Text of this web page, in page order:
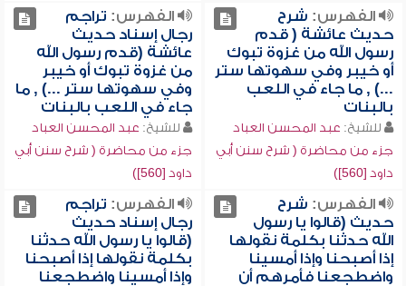
الفهرس: شرح
حديث عائشة ( قدم
رسول الله من غزوة تبوك
أو خيبر وفي سهوتها ستر
...) , ما جاء في اللعب
بالبنات
للشيخ: عبد المحسن العباد
جزء من محاضرة ( شرح سنن أبي
داود [560])
الفهرس: تراجم
رجال إسناد حديث
عائشة (قدم رسول الله
من غزوة تبوك أو خيبر
وفي سهوتها ستر ...) , ما
جاء في اللعب بالبنات
للشيخ: عبد المحسن العباد
جزء من محاضرة ( شرح سنن أبي
داود [560])
الفهرس: شرح
حديث (قالوا يا رسول
الله حدثنا بكلمة نقولها
إذا أصبحنا وإذا أمسينا
واضطجعنا فأمرهم أن
الفهرس: تراجم
رجال إسناد حديث
(قالوا يا رسول الله حدثنا
بكلمة نقولها إذا أصبحنا
وإذا أمسينا واضطجعنا